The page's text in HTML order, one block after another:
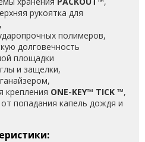
рукоятка для
полимеров,
долговечность
площадки
и защелки,
крепления ONE-KEY™ TICK ™,
попадания капель дождя и